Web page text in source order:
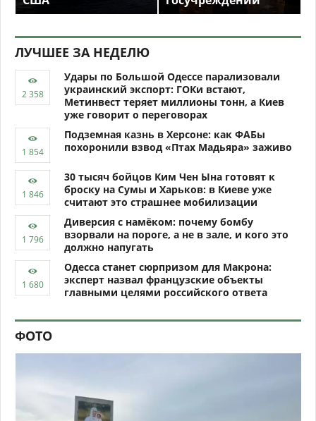
ЛУЧШЕЕ ЗА НЕДЕЛЮ
Удары по Большой Одессе парализовали
украинский экспорт: ГОКи встают,
Метинвест теряет миллионы тонн, а Киев
уже говорит о переговорах
Подземная казнь в Херсоне: как ФАБы
похоронили взвод «Птах Мадьяра» заживо
30 тысяч бойцов Ким Чен Ына готовят к
броску на Сумы и Харьков: в Киеве уже
считают это страшнее мобилизации
Диверсия с намёком: почему бомбу
взорвали на пороге, а не в зале, и кого это
должно напугать
Одесса станет сюрпризом для Макрона:
эксперт назвал французские объекты
главными целями российского ответа
ФОТО